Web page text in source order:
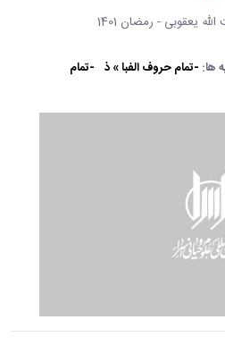
یعقوبی - رمضان 1401
ها: -تمام حروف الفبا » ذ -تمام